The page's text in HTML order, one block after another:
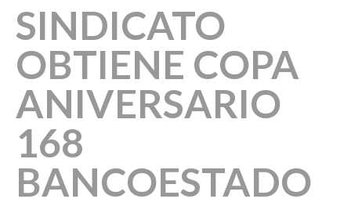
SINDICATO
OBTIENE COPA
ANIVERSARIO
168
BANCOESTADO